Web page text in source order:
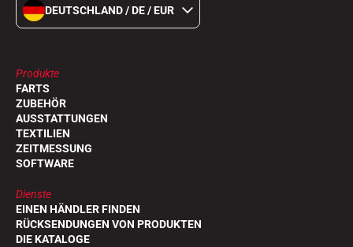
DEUTSCHLAND / DE / EUR
Produkte
FARTS
ZUBEHÖR
AUSSTATTUNGEN
TEXTILIEN
ZEITMESSUNG
SOFTWARE
Dienste
EINEN HÄNDLER FINDEN
RÜCKSENDUNGEN VON PRODUKTEN
DIE KATALOGE